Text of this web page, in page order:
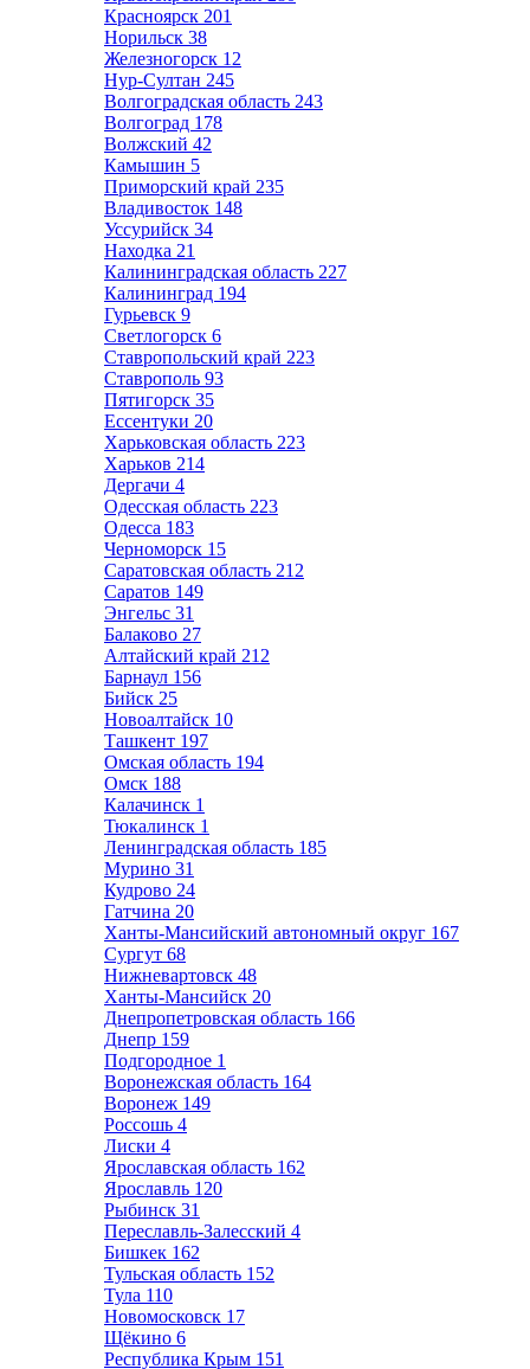
Красноярск 201
Норильск 38
Железногорск 12
Нур-Султан 245
Волгоградская область 243
Волгоград 178
Волжский 42
Камышин 5
Приморский край 235
Владивосток 148
Уссурийск 34
Находка 21
Калининградская область 227
Калининград 194
Гурьевск 9
Светлогорск 6
Ставропольский край 223
Ставрополь 93
Пятигорск 35
Ессентуки 20
Харьковская область 223
Харьков 214
Дергачи 4
Одесская область 223
Одесса 183
Черноморск 15
Саратовская область 212
Саратов 149
Энгельс 31
Балаково 27
Алтайский край 212
Барнаул 156
Бийск 25
Новоалтайск 10
Ташкент 197
Омская область 194
Омск 188
Калачинск 1
Тюкалинск 1
Ленинградская область 185
Мурино 31
Кудрово 24
Гатчина 20
Ханты-Мансийский автономный округ 167
Сургут 68
Нижневартовск 48
Ханты-Мансийск 20
Днепропетровская область 166
Днепр 159
Подгородное 1
Воронежская область 164
Воронеж 149
Россошь 4
Лиски 4
Ярославская область 162
Ярославль 120
Рыбинск 31
Переславль-Залесский 4
Бишкек 162
Тульская область 152
Тула 110
Новомосковск 17
Щёкино 6
Республика Крым 151